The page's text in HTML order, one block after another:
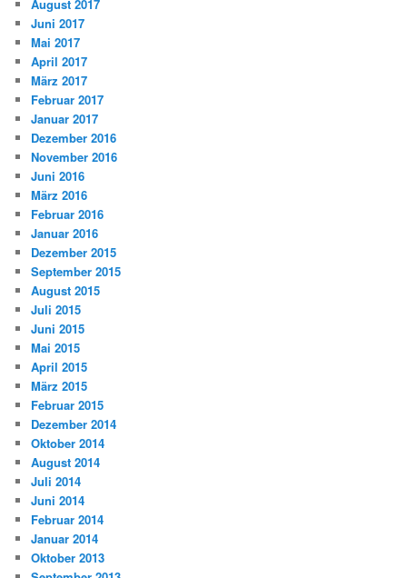
August 2017
Juni 2017
Mai 2017
April 2017
März 2017
Februar 2017
Januar 2017
Dezember 2016
November 2016
Juni 2016
März 2016
Februar 2016
Januar 2016
Dezember 2015
September 2015
August 2015
Juli 2015
Juni 2015
Mai 2015
April 2015
März 2015
Februar 2015
Dezember 2014
Oktober 2014
August 2014
Juli 2014
Juni 2014
Februar 2014
Januar 2014
Oktober 2013